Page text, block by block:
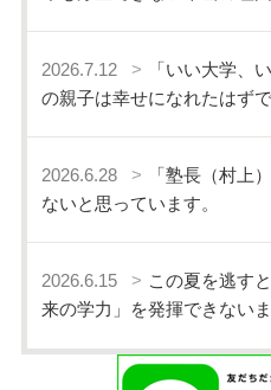
2026.7.12
「いい大学、
の親子は幸せになれたはずで
2026.6.28
「塾長（村上
ないと思っています。
2026.6.15
この夏を逃す
来の学力」を発揮できない